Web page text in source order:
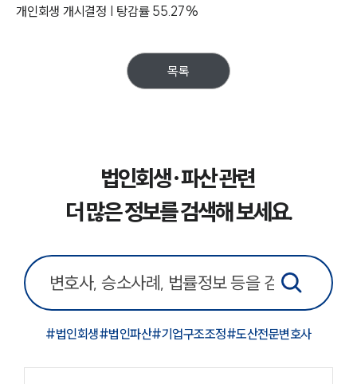
주요 업무사례
법률지식인
고객후기
기업회생파산그룹 업무
전체
소식/자료
공지사항
개인회생 개시결정 | 탕감률 55.27%
목록
법인회생·파산 관련
더 많은 정보를 검색해 보세요.
#법인회생#법인파산#기업구조조정#도산전문변호사